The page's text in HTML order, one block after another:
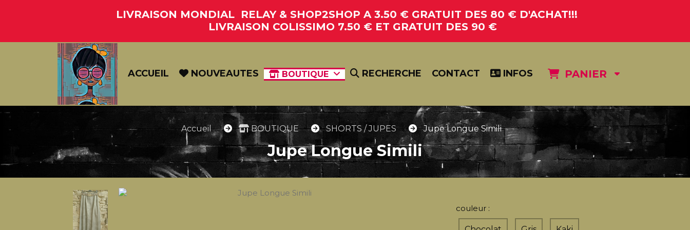
LIVRAISON MONDIAL RELAY & SHOP2SHOP A 3.50 € GRATUIT DES 80 € D'ACHAT!!!
LIVRAISON COLISSIMO 7.50 € ET GRATUIT DES 90 €
ACCUEIL NOUVEAUTES BOUTIQUE RECHERCHE CONTACT INFOS PANIER
Accueil BOUTIQUE SHORTS / JUPES Jupe Longue Simili
Jupe Longue Simili
couleur :